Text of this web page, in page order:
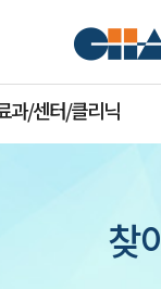
과/센터/클리닉
찾